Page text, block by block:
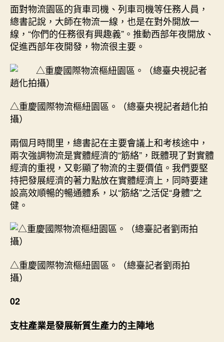
面對物流園區的貨車司機、列車司機等任務人員，
總書記說，大師在物流一線，也是在對外開放一
線，“你們的任務很有興趣義”。推動西部年夜開放、
促進西部年夜開發，物流很主要。
△重慶國際物流樞紐園區。（總臺央視記者趙化拍
攝）
兩個月時間里，總書記在主要會議上和考核途中，
兩次強調物流是實體經濟的“筋絡”，既體現了對實體
經濟的重視，又彰顯了物流的主要價值。我們要堅
持把發展經濟的著力點放在實體經濟上，同時要建
設高效順暢的暢通體系，以“筋絡”之活促“身體”之
健。
△重慶國際物流樞紐園區。（總臺記者劉雨拍
攝）
02
支柱產業是發展新質生產力的主陣地